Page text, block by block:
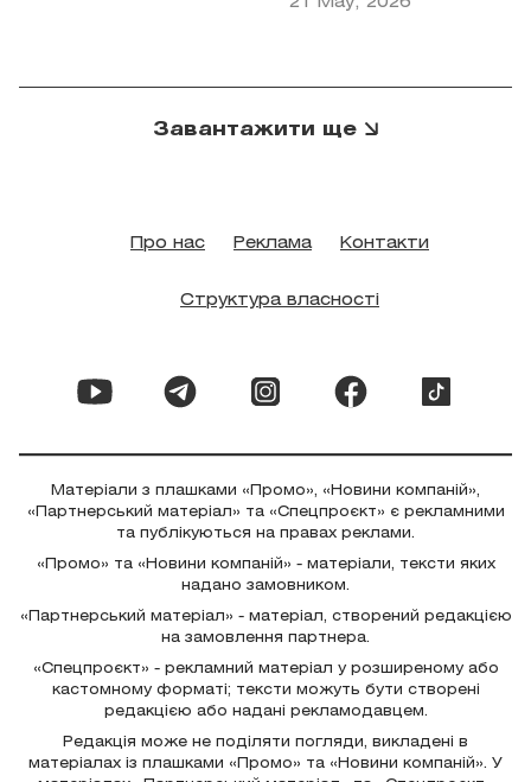
Завантажити ще
Про нас Реклама Контакти
Структура власності
Матеріали з плашками «Промо», «Новини компаній»,
«Партнерський матеріал» та «Спецпроєкт» є рекламними
та публікуються на правах реклами.
«Промо» та «Новини компаній» - матеріали, тексти яких
надано замовником.
«Партнерський матеріал» - матеріал, створений редакцією
на замовлення партнера.
«Спецпроєкт» - рекламний матеріал у розширеному або
кастомному форматі; тексти можуть бути створені
редакцією або надані рекламодавцем.
Редакція може не поділяти погляди, викладені в
матеріалах із плашками «Промо» та «Новини компаній». У